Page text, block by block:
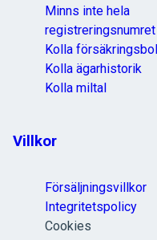
Minns inte hela
registreringsnumret
Kolla
Kolla ägarhistorik
Kolla miltal
Villkor
Försäljningsvillkor
Integritetspolicy
Cookies